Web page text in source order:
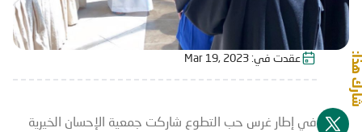
شارك هذا: عقدت في: Mar 19, 2023
في إطار غرس حب التطوع شاركت جمعية الإحسان الخيرية